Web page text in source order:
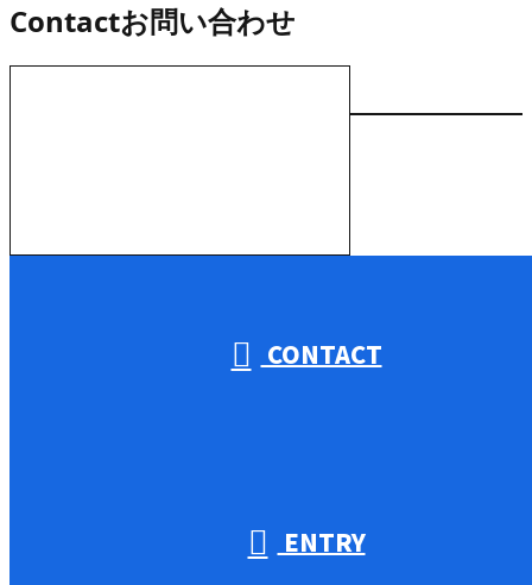
Contactお問い合わせ
CONTACT
ENTRY